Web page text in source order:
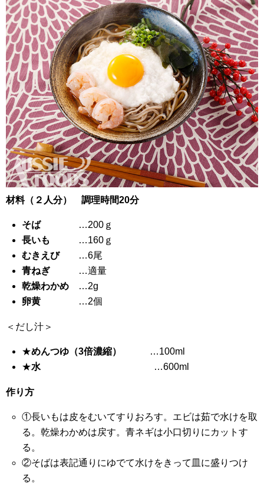
材料（２人分） 調理時間20分
そば
…200ｇ
長いも
…160ｇ
むきえび…6尾
青ねぎ …適量
乾燥わかめ …2g
卵黄 …2個
＜だし汁＞
★めんつゆ（3倍濃縮）
…100ml
★水 …600ml
作り方
①長いもは皮をむいてすりおろす。エビは茹で水けを取
る。乾燥わかめは戻す。青ネギは小口切りにカットす
る。
②そばは表記通りにゆでて水けをきって皿に盛りつけ
る。